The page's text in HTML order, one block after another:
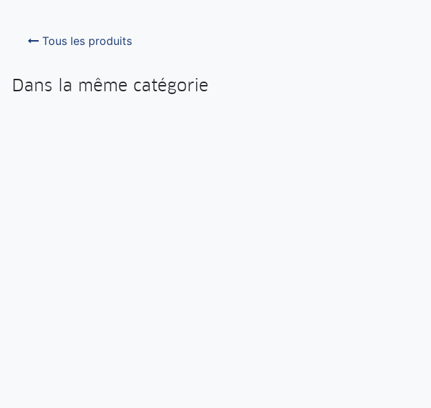
Tous les produits
Dans la même catégorie